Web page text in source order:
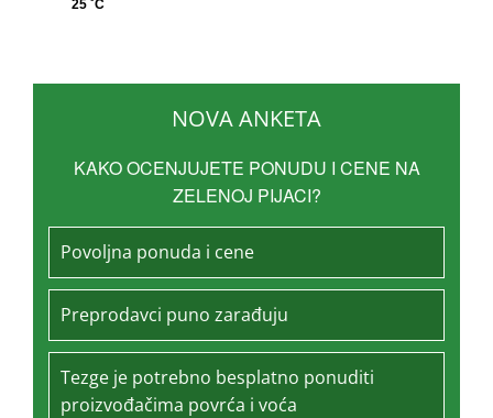
NOVA ANKETA
KAKO OCENJUJETE PONUDU I CENE NA
ZELENOJ PIJACI?
Povoljna ponuda i cene
Preprodavci puno zarađuju
Tezge je potrebno besplatno ponuditi
proizvođačima povrća i voća